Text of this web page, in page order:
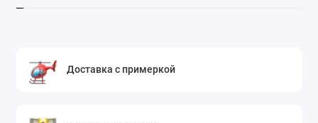
Доставка с примеркой